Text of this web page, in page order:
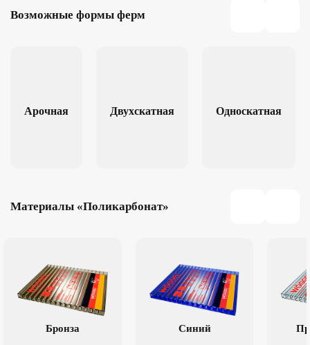
Возможные формы ферм
Арочная Двухскатная Односкатная
Материалы «Поликарбонат»
Бронза Синий